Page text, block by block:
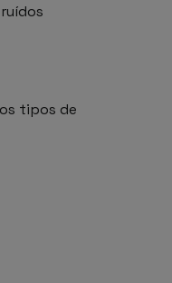
tipos de